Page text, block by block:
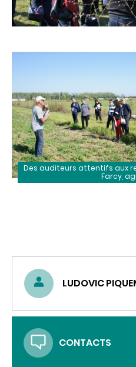
Des auditeurs attentifs aux
Farcy,
LUDOVIC
CONTACTS